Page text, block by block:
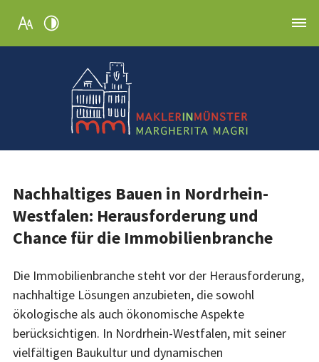
Nachhaltiges Bauen in Nordrhein-
Westfalen: Herausforderung und
Chance für die Immobilienbranche
Die Immobilienbranche steht vor der Herausforderung,
nachhaltige Lösungen anzubieten, die sowohl
ökologische als auch ökonomische Aspekte
berücksichtigen. In Nordrhein-Westfalen, mit seiner
vielfältigen Baukultur und dynamischen